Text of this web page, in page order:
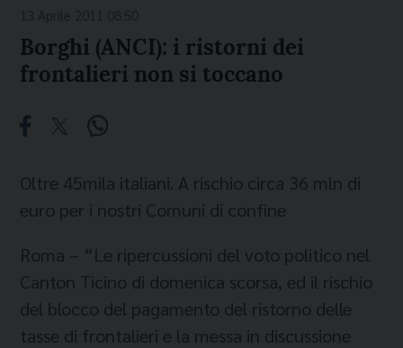
Borghi (ANCI): i ristorni dei
frontalieri non si toccano
Oltre 45mila italiani. A rischio circa 36 mln di
euro per i nostri Comuni di confine
Roma – “Le ripercussioni del voto politico nel
Canton Ticino di domenica scorsa, ed il rischio
del blocco del pagamento del ristorno delle
tasse di frontalieri e la messa in discussione